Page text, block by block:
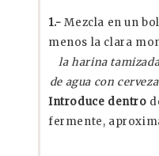
1.- Mezcla en un
menos la clara
la harina
de agua con
Introduce dentro
fermente,